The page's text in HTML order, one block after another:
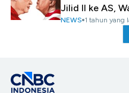
Jilid II ke AS,
NEWS 1 tahun yang